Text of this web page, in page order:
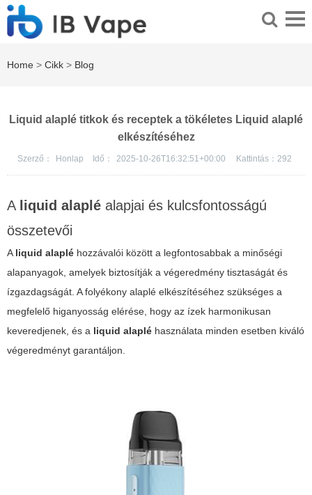
Home > Cikk > Blog
Liquid alaplé titkok és receptek a tökéletes Liquid alaplé
elkészítéséhez
Szerző： Honlap Idő： 2025-10-26T16:32:51+00:00 Kattintás： 292
A liquid alaplé alapjai és kulcsfontosságú
összetevői
Aliquid alaplé hozzávalói között a legfontosabbak a minőségi
alapanyagok, amelyek biztosítják a végeredmény tisztaságát és
ízgazdagságát. A folyékony alaplé elkészítéséhez szükséges a
megfelelő higanyosság elérése, hogy az ízek harmonikusan
keveredjenek, és a liquid alaplé használata minden esetben kiváló
végeredményt garantáljon.